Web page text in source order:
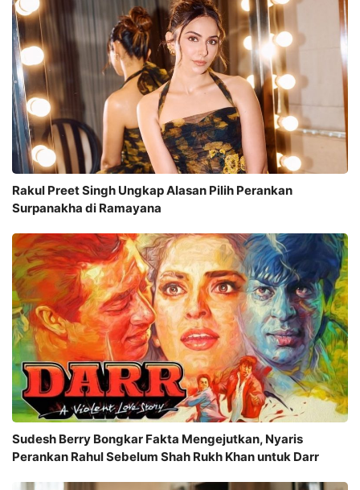
Rakul Preet Singh Ungkap Alasan Pilih Perankan
Surpanakha di Ramayana
Sudesh Berry Bongkar Fakta Mengejutkan, Nyaris
Perankan Rahul Sebelum Shah Rukh Khan untuk Darr